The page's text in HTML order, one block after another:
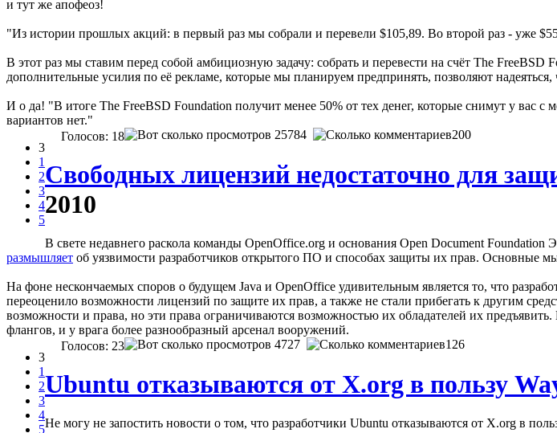
и тут же апофеоз!
"Из истории прошлых акций: в первый раз мы собрали и перевели $105,89. Во второй раз - уже
В этот раз мы ставим перед собой амбициозную задачу: собрать и перевести на счёт The
дополнительные усилия по её рекламе, которые мы планируем предпринять, позволяют надеяться,
И о да! "В итоге The FreeBSD Foundation получит менее 50% от тех денег, которые снимут у вас
вариантов нет."
3
1
2
3
4
5
Голосов: 18 25784 200
Свободных лицензий недостаточно для
2010
В свете недавнего раскола команды OpenOffice.org и основания Open Document
размышляет об уязвимости разработчиков открытого ПО и способах защиты их прав. Основные
На фоне нескончаемых споров о будущем Java и OpenOffice удивительным является то, что
переоценило возможности лицензий по защите их прав, а также не стали прибегать к другим
возможности и права, но эти права ограничиваются возможностью их обладателей их
флангов, и у врага более разнообразный арсенал вооружений.
3
1
2
3
4
5
Голосов: 23 4727 126
Ubuntu отказываются от X.org в пользу
Не могу не запостить новости о том, что разработчики Ubuntu отказываются от X.org в